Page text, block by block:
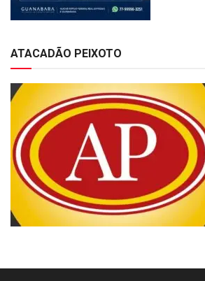
ATACADÃO PEIXOTO